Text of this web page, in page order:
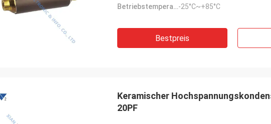
Betriebstemperatur:-25°C~+85°C
Bestpreis
Keramischer
20PF